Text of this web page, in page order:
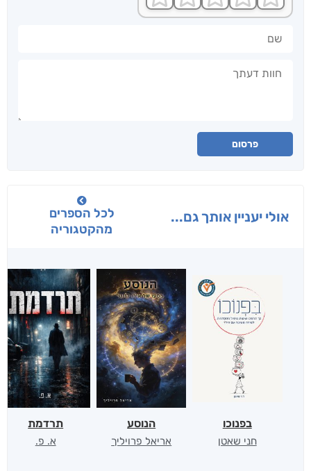
פרסום
אולי יעניין אותך גם...
לכל הספרים
מהקטגוריה
בפנוכו
חני שאטן
הנוסע
אריאל פרויליך
תרדמת
א. פ.